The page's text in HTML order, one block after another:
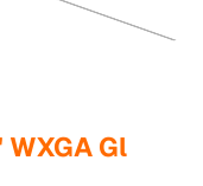
WXGA Gl